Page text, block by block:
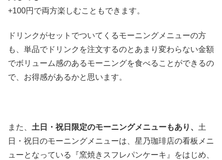
+100円で両方楽しむこともできます。
ドリンクがセットでついてくるモーニングメニューの方
も、単品でドリンクを注文するのとあまり変わらない金額
でボリューム感のあるモーニングを食べることができるの
で、お得感があるかと思います。
また、 土日・祝日限定のモーニングメニューもあり、 土
日・祝日のモーニングメニューは、星乃珈琲店の看板メニ
ューとなっている『窯焼きスフレパンケーキ』をはじめ、